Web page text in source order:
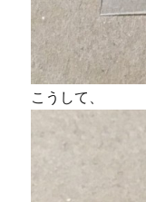
こうして、